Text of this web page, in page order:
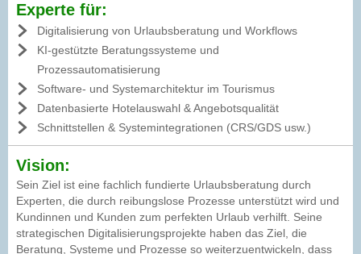
Experte für:
Digitalisierung von Urlaubsberatung und Workflows
KI-gestützte Beratungssysteme und
Prozessautomatisierung
Software- und Systemarchitektur im Tourismus
Datenbasierte Hotelauswahl & Angebotsqualität
Schnittstellen & Systemintegrationen (CRS/GDS usw.)
Vision:
Sein Ziel ist eine fachlich fundierte Urlaubsberatung durch
Experten, die durch reibungslose Prozesse unterstützt wird und
Kundinnen und Kunden zum perfekten Urlaub verhilft. Seine
strategischen Digitalisierungsprojekte haben das Ziel, die
Beratung, Systeme und Prozesse so weiterzuentwickeln, dass